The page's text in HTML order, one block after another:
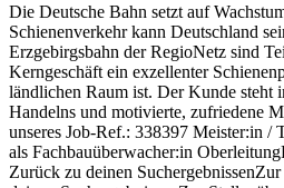
Die Deutsche Bahn setzt auf
Schienenverkehr kann Deutschland
Erzgebirgsbahn der RegioNetz sind
Kerngeschäft ein exzellenter
ländlichen Raum ist. Der Kunde steht
Handelns und motivierte, zufriedene
unseres Job-Ref.: 338397 Meister:in /
als Fachbauüberwacher:in
Zurück zu deinen